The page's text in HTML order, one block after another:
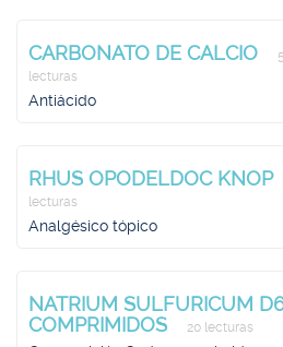
CARBONATO DE CALCIO
lecturas
Antiácido
RHUS OPODELDOC KNOP
lecturas
Analgésico tópico
NATRIUM SULFURICUM
COMPRIMIDOS
20 lecturas